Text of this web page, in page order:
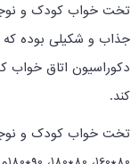
تخت خواب کودک و
جذاب و شکیلی بوده که
دکوراسیون اتاق خواب
کند.
تخت خواب کودک و